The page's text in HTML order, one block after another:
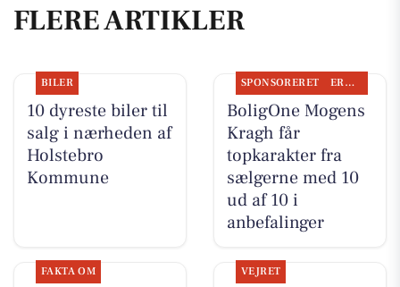
FLERE ARTIKLER
BILER
10 dyreste biler til
salg i nærheden af
Holstebro
Kommune
SPONSORERET ERHVERV
BoligOne Mogens
Kragh får
topkarakter fra
sælgerne med 10
ud af 10 i
anbefalinger
FAKTA OM VEJRET